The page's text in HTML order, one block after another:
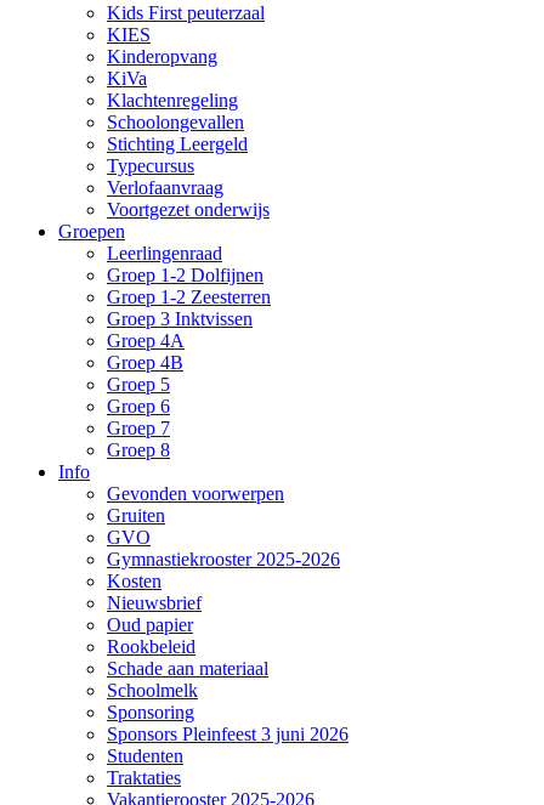
Kids First peuterzaal
KIES
Kinderopvang
KiVa
Klachtenregeling
Schoolongevallen
Stichting Leergeld
Typecursus
Verlofaanvraag
Voortgezet onderwijs
Groepen
Leerlingenraad
Groep 1-2 Dolfijnen
Groep 1-2 Zeesterren
Groep 3 Inktvissen
Groep 4A
Groep 4B
Groep 5
Groep 6
Groep 7
Groep 8
Info
Gevonden voorwerpen
Gruiten
GVO
Gymnastiekrooster 2025-2026
Kosten
Nieuwsbrief
Oud papier
Rookbeleid
Schade aan materiaal
Schoolmelk
Sponsoring
Sponsors Pleinfeest 3 juni 2026
Studenten
Traktaties
Vakantierooster 2025-2026